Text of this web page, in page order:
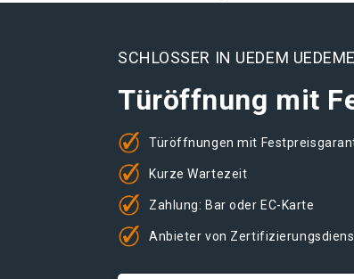
SCHLOSSER IN UEDEM
Türöffnung mit
Türöffnungen mit
Kurze Wartezeit
Zahlung: Bar oder EC-Karte
Anbieter von